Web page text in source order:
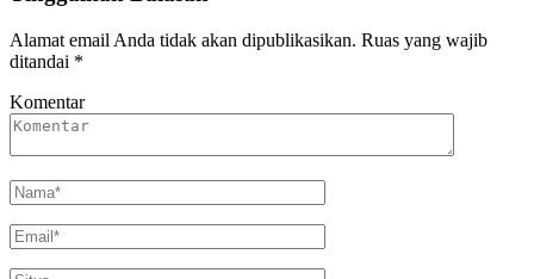
Alamat email Anda tidak akan dipublikasikan. Ruas yang wajib
ditandai *
Komentar